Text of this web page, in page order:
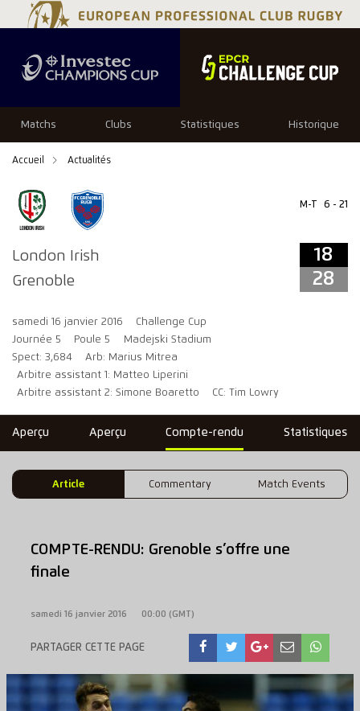
Matchs Clubs Statistiques Historique
Accueil Actualités
London Irish
Grenoble
M-T 6 - 21
18
28
samedi 16 janvier 2016
Challenge Cup
Journée 5
Poule 5
Madejski Stadium
Spect: 3,684
Arb: Marius Mitrea
Arbitre assistant 1: Matteo Liperini
Arbitre assistant 2: Simone Boaretto
CC: Tim Lowry
18 28
Aperçu Aperçu Compte-rendu Statistiques
Article Commentary Match Events
COMPTE-RENDU: Grenoble s’offre une
finale
samedi 16 janvier 2016 00:00 (GMT)
PARTAGER CETTE PAGE